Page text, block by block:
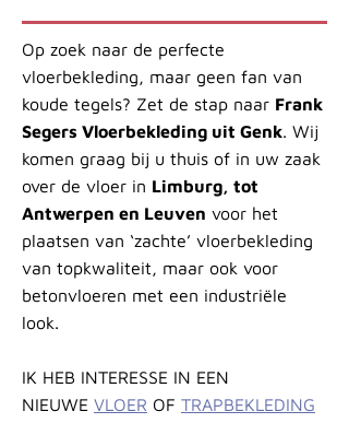
Op zoek naar de perfecte
vloerbekleding, maar geen fan van
koude tegels? Zet de stap naar Frank
Segers Vloerbekleding uit Genk. Wij
komen graag bij u thuis of in uw zaak
over de vloer in Limburg, tot
Antwerpen en Leuven voor het
plaatsen van ‘zachte’ vloerbekleding
van topkwaliteit, maar ook voor
betonvloeren met een industriële
look.
IK HEB INTERESSE IN EEN
NIEUWE VLOER OF TRAPBEKLEDING